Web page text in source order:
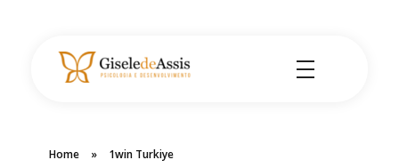
Home » 1win Turkiye